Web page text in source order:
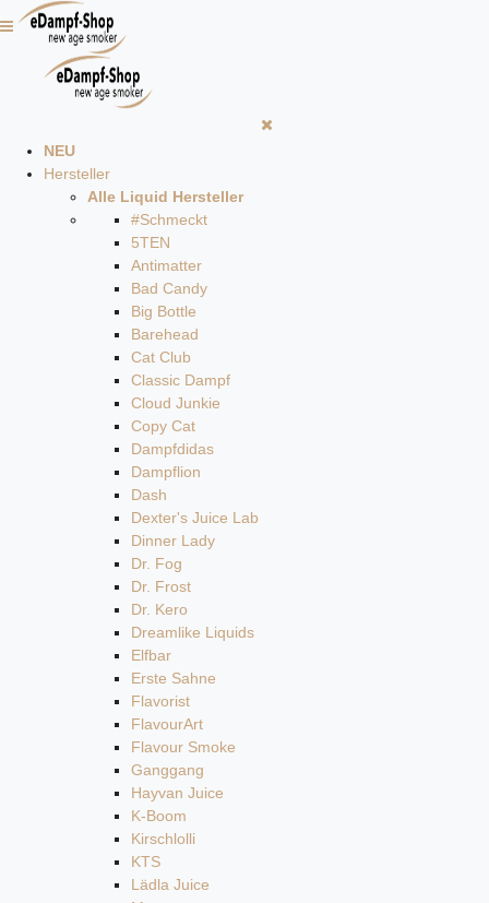
NEU
Hersteller
Alle Liquid Hersteller
#Schmeckt
5TEN
Antimatter
Bad Candy
Big Bottle
Barehead
Cat Club
Classic Dampf
Cloud Junkie
Copy Cat
Dampfdidas
Dampflion
Dash
Dexter's Juice Lab
Dinner Lady
Dr. Fog
Dr. Frost
Dr. Kero
Dreamlike Liquids
Elfbar
Erste Sahne
Flavorist
FlavourArt
Flavour Smoke
Ganggang
Hayvan Juice
K-Boom
Kirschlolli
KTS
Lädla Juice